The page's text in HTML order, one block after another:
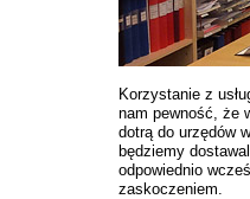
Korzystanie z
nam pewność, że
dotrą do urzędów
będziemy
odpowiednio
zaskoczeniem.